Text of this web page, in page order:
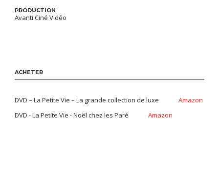
PRODUCTION
Avanti Ciné Vidéo
ACHETER
DVD – La Petite Vie – La grande collection de luxe
Amazon
DVD - La Petite Vie - Noël chez les Paré
Amazon